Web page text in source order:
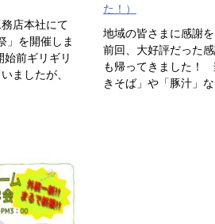
店本社にて
」を開催しま
始前ギリギリ
ましたが、
た！）
地域の皆さまに感謝を
前回、大好評だった
も帰ってきました！
きそば」や「豚汁」